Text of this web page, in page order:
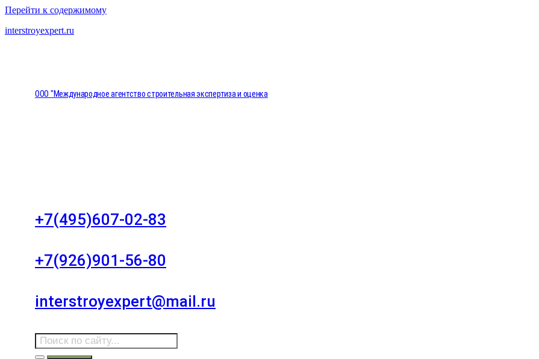
Перейти к содержимому
interstroyexpert.ru
ООО "Международное агентство строительная экспертиза и оценка
+7(495)607-02-83
+7(926)901-56-80
interstroyexpert@mail.ru